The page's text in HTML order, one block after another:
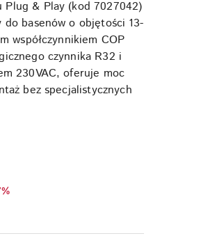
Plug & Play (kod 7027042)
basenów o objętości 13-
współczynnikiem COP
czynnika R32 i
230VAC, oferuje moc
bez specjalistycznych